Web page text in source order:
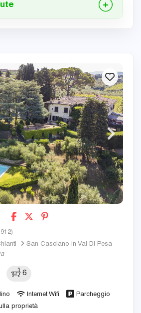
San Casciano In Val Di Pesa
6
Internet Wifi
Parcheggio
proprietà